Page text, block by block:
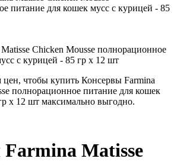
питание для кошек мусс с курицей - 85
цен, чтобы купить Консервы Farmina
полнорационное питание для кошек
х 12 шт максимально выгодно.
Matisse